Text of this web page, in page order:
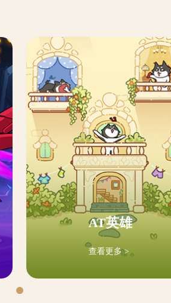
AT英雄
查看更多 >